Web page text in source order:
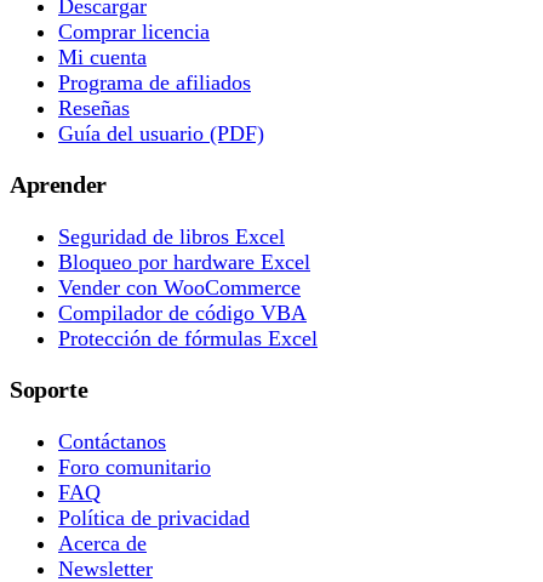
Descargar
Comprar licencia
Mi cuenta
Programa de afiliados
Reseñas
Guía del usuario (PDF)
Aprender
Seguridad de libros Excel
Bloqueo por hardware Excel
Vender con WooCommerce
Compilador de código VBA
Protección de fórmulas Excel
Soporte
Contáctanos
Foro comunitario
FAQ
Política de privacidad
Acerca de
Newsletter